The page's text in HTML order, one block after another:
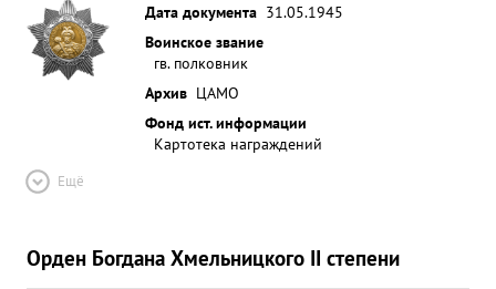
Дата документа 31.05.1945
Воинское звание
гв. полковник
Архив ЦАМО
Фонд ист. информации
Картотека награждений
Ещё
Орден Богдана Хмельницкого II степени